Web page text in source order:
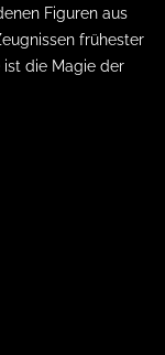
Figuren aus
frühester
ist die Magie der